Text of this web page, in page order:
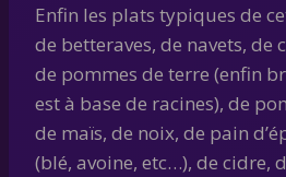
Enfin les plats typiques de
de betteraves, de navets, de
de pommes de terre (enfin
est à base de racines), de
de maïs, de noix, de pain
(blé, avoine, etc…), de cidre,